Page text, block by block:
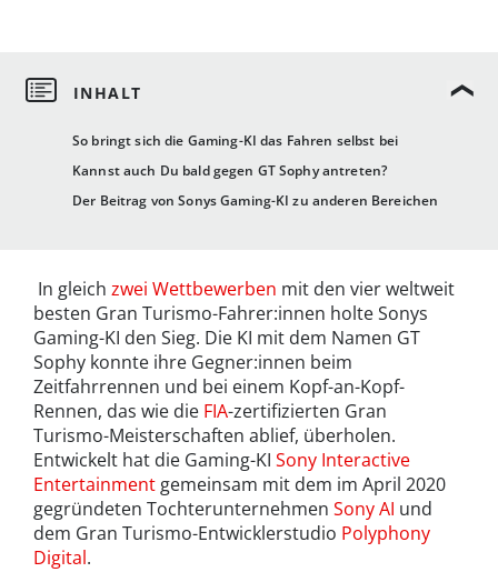
So bringt sich die Gaming-KI das Fahren selbst bei
Kannst auch Du bald gegen GT Sophy antreten?
Der Beitrag von Sonys Gaming-KI zu anderen Bereichen
In gleichzwei Wettbewerben mit den vier weltweit
besten Gran Turismo-Fahrer:innen holte Sonys
Gaming-KI den Sieg. Die KI mit dem Namen GT
Sophy konnte ihre Gegner:innen beim
Zeitfahrrennen und bei einem Kopf-an-Kopf-
Rennen, das wie die FIA-zertifizierten Gran
Turismo-Meisterschaften ablief, überholen.
Entwickelt hat die Gaming-KI Sony Interactive
Entertainment gemeinsam mit dem im April 2020
gegründeten Tochterunternehmen Sony AI und
dem Gran Turismo-Entwicklerstudio Polyphony
Digital.